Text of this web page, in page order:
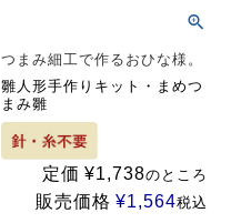
つまみ細工で作るおひな様。
雛人形手作りキット・まめつ
まみ雛
定価 ¥1,738のところ
販売価格 ¥1,564税込